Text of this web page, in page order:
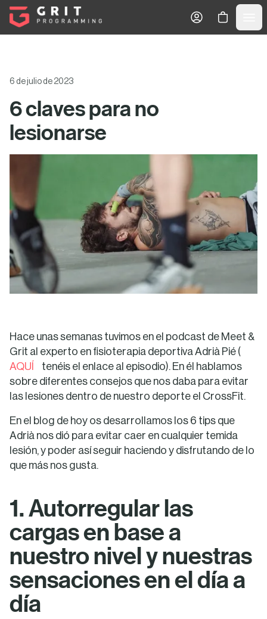
Tu Carrito
6 de julio de 2023
6 claves para no
lesionarse
Hace unas semanas tuvimos en el podcast de Meet &
Grit al experto en fisioterapia deportiva Adrià Pié (
AQUÍ
tenéis el enlace al episodio). En él hablamos
sobre diferentes consejos que nos daba para evitar
las lesiones dentro de nuestro deporte el CrossFit.
En el blog de hoy os desarrollamos los 6 tips que
Adrià nos dió para evitar caer en cualquier temida
lesión, y poder así seguir haciendo y disfrutando de lo
que más nos gusta.
1. Autorregular las
cargas en base a
nuestro nivel y nuestras
sensaciones en el día a
día